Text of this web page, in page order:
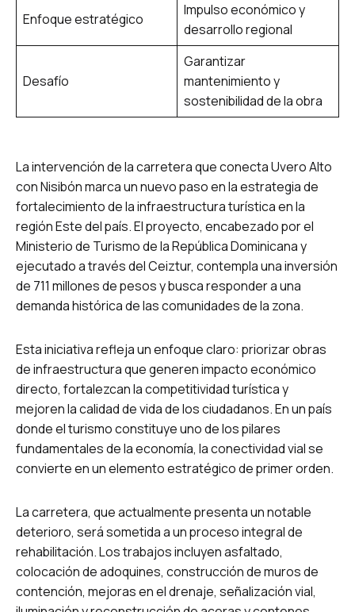
Enfoque estratégico
Impulso económico y
desarrollo regional
Desafío
Garantizar
mantenimiento y
sostenibilidad de la obra
La intervención de la carretera que conecta Uvero Alto
con Nisibón marca un nuevo paso en la estrategia de
fortalecimiento de la infraestructura turística en la
región Este del país. El proyecto, encabezado por el
Ministerio de Turismo de la República Dominicana y
ejecutado a través del Ceiztur, contempla una inversión
de 711 millones de pesos y busca responder a una
demanda histórica de las comunidades de la zona.
Esta iniciativa refleja un enfoque claro: priorizar obras
de infraestructura que generen impacto económico
directo, fortalezcan la competitividad turística y
mejoren la calidad de vida de los ciudadanos. En un país
donde el turismo constituye uno de los pilares
fundamentales de la economía, la conectividad vial se
convierte en un elemento estratégico de primer orden.
La carretera, que actualmente presenta un notable
deterioro, será sometida a un proceso integral de
rehabilitación. Los trabajos incluyen asfaltado,
colocación de adoquines, construcción de muros de
contención, mejoras en el drenaje, señalización vial,